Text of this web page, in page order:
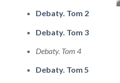
Debaty. Tom 2
Debaty. Tom 3
Debaty. Tom 4
Debaty. Tom 5